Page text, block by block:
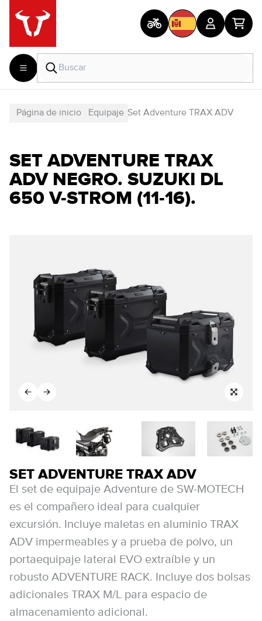
Página de inicio Equipaje Set Adventure TRAX ADV
SET ADVENTURE TRAX
ADV NEGRO. SUZUKI DL
650 V-STROM (11-16).
SET ADVENTURE TRAX ADV
El set de equipaje Adventure de SW-MOTECH
es el compañero ideal para cualquier
excursión. Incluye maletas en aluminio TRAX
ADV impermeables y a prueba de polvo, un
portaequipaje lateral EVO extraíble y un
robusto ADVENTURE RACK. Incluye dos bolsas
adicionales TRAX M/L para espacio de
almacenamiento adicional.